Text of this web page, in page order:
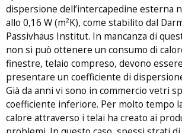
dispersione dell’intercapedine esterna
allo 0,16 W (m²K), come stabilito dal
Passivhaus Institut. In mancanza di
non si può ottenere un consumo di
finestre, telaio compreso, devono
presentare un coefficiente di
Già da anni vi sono in commercio vetri
coefficiente inferiore. Per molto tempo
calore attraverso i telai ha creato ai